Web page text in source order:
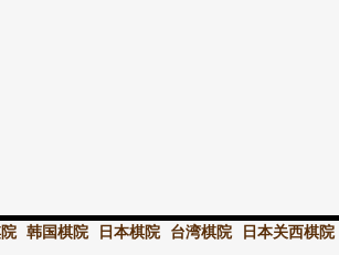
韩国棋院 日本棋院 台湾棋院 日本关西棋院